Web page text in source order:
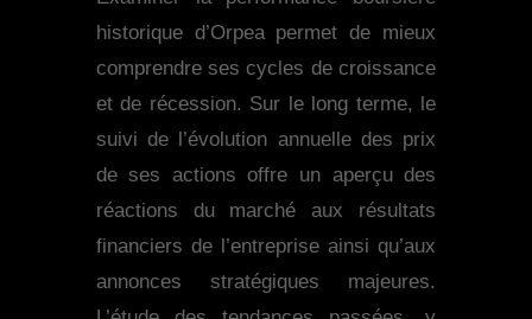
historique d’Orpea permet de mieux
comprendre ses cycles de croissance
et de récession. Sur le long terme, le
suivi de l’évolution annuelle des prix
de ses actions offre un aperçu des
réactions du marché aux résultats
financiers de l’entreprise ainsi qu’aux
annonces stratégiques majeures.